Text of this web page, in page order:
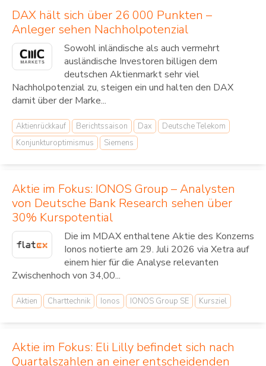
DAX hält sich über 26 000 Punkten –
Anleger sehen Nachholpotenzial
Sowohl inländische als auch vermehrt
ausländische Investoren billigen dem
deutschen Aktienmarkt sehr viel
Nachholpotenzial zu, steigen ein und halten den DAX
damit über der Marke...
Aktienrückkauf Berichtssaison Dax
Deutsche Telekom
Konjunkturoptimismus
Siemens
Aktie im Fokus: IONOS Group – Analysten
von Deutsche Bank Research sehen über
30% Kurspotential
Die im MDAX enthaltene Aktie des Konzerns
Ionos notierte am 29. Juli 2026 via Xetra auf
einem hier für die Analyse relevanten
Zwischenhoch von 34,00...
Aktien Charttechnik Ionos IONOS Group SE Kursziel
Aktie im Fokus: Eli Lilly befindet sich nach
Quartalszahlen an einer entscheidenden